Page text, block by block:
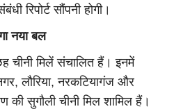
रिपोर्ट सौंपनी होगी।
नया बल
चीनी मिलें संचालित हैं। इनमें
लौरिया, नरकटियागंज और
की सुगौली चीनी मिल शामिल हैं।